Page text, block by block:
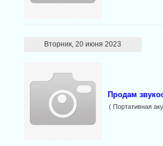
Вторник, 20 июня 2023
Продам
( Портативная